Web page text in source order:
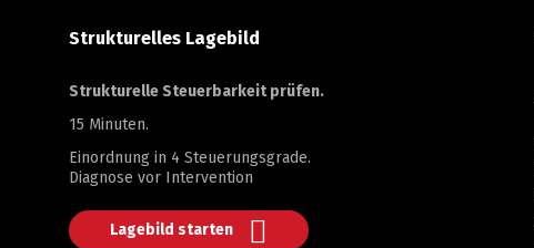
Strukturelles Lagebild
Strukturelle Steuerbarkeit prüfen.
15 Minuten.
Einordnung in 4 Steuerungsgrade.
Diagnose vor Intervention
Lagebild starten